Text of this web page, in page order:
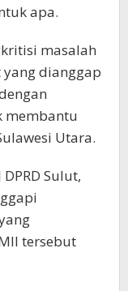
apa.
masalah
dianggap
membantu
Utara.
Sulut,
tersebut